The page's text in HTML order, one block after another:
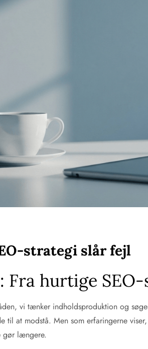
strategi slår fejl
Fra hurtige
vi tænker indholdsproduktion og
at modstå. Men som erfaringerne
gør længere.